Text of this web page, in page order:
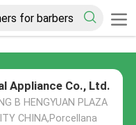
Appliance Co., Ltd.
B HENGYUAN PLAZA
CHINA,Porcellana